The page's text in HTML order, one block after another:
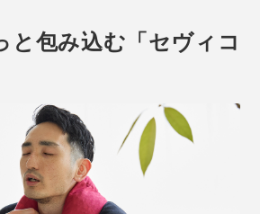
と包み込む「セヴィコ